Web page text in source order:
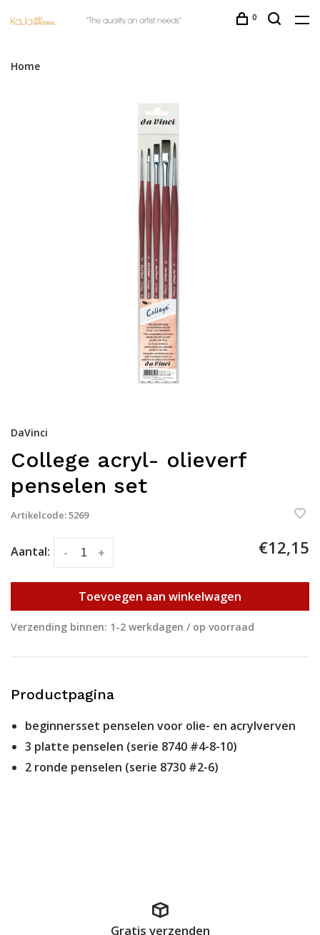
0
Home
DaVinci
College acryl- olieverf
penselen set
Artikelcode:5269
Aantal: +
- €12,15
Toevoegen aan winkelwagen
Verzending binnen: 1-2 werkdagen / op voorraad
Productpagina
beginnersset penselen voor olie- en acrylverven
3 platte penselen (serie 8740 #4-8-10)
2 ronde penselen (serie 8730 #2-6)
Gratis verzenden